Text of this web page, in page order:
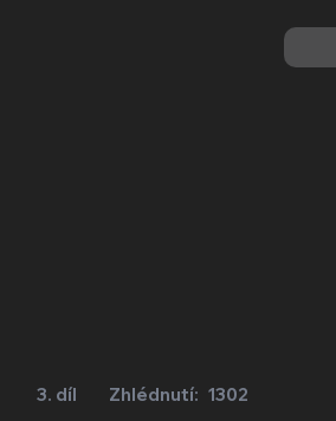
3. díl Zhlédnutí: 1302